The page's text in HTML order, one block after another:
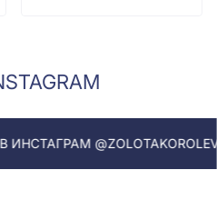
@ZOLOTAKOROLEVA